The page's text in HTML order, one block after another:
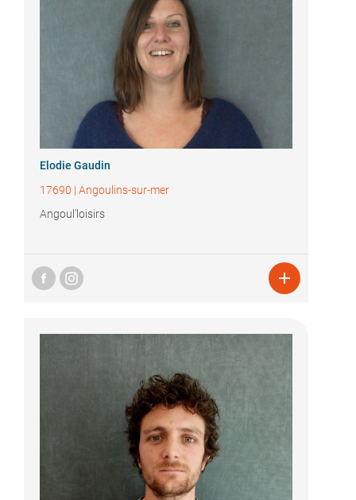
Elodie Gaudin
17690 | Angoulins-sur-mer
Angoul'loisirs
